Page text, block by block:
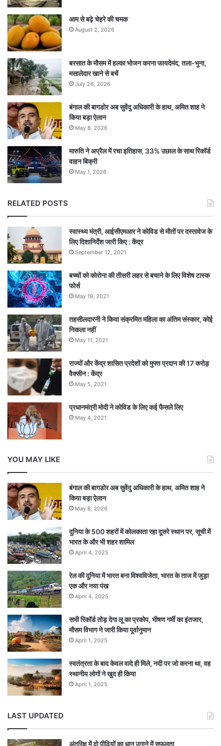
आम से बढ़े चेहरे की चमक
August 2, 2026
बरसात के मौसम में हल्का भोजन करना फायदेमंद, तला-भुना,
मसालेदार खाने से बचें
July 26, 2026
बंगाल की बागडोर अब सुवेंदु अधिकारी के हाथ, अमित शाह ने
किया बड़ा ऐलान
May 8, 2026
मारुति ने अप्रैल में रचा इतिहास, 33% उछाल के साथ रिकॉर्ड
वाहन बिक्री
May 1, 2026
RELATED POSTS
स्वास्थ्य मंत्री, आईसीएमआर ने कोविड से मौतों पर दस्तावेज के
लिए दिशानिर्देश जारी किए : केंद्र
September 12, 2021
बच्चों को कोरोना की तीसरी लहर से बचाने के लिए विशेष टास्क
फोर्स
May 19, 2021
तहसीलदारनी ने किया संक्रमित महिला का अंतिम संस्कार, कोई
निकला नहीं
May 11, 2021
राज्यों और केंद्र शासित प्रदेशों को मुफ्त प्रदान की 17 करोड़
वैक्सीन : केंद्र
May 5, 2021
प्रधानमंत्री मोदी ने कोविड के लिए कई फैसले लिए
May 4, 2021
YOU MAY LIKE
बंगाल की बागडोर अब सुवेंदु अधिकारी के हाथ, अमित शाह ने
किया बड़ा ऐलान
May 8, 2026
दुनिया के 500 शहरों में कोलकाता रहा दूसरे स्थान पर, सूची में
भारत के और भी शहर शामिल
April 4, 2025
रेल की दुनिया में भारत बना विश्वविजेता, भारत के ताज में जुड़ा
एक और नया पंख
April 4, 2025
सभी रिकॉर्ड तोड़ देगा लू का प्रकोप, भीषण गर्मी का इंतजार,
मौसम विभाग ने जारी किया पूर्वानुमान
April 1, 2025
स्वतंत्रता के बाद केवल वादे ही मिले, नदी पर जो करना था, वह
स्थानीय लोगों ने खुद ही किया
April 1, 2025
LAST UPDATED
अंतरिक्ष में दो पीढ़ियों का धान उगाने में सफलता